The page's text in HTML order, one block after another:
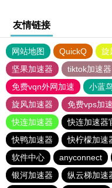
友情链接
网站地图 QuickQ 旋
坚果加速器
tiktok加速器
免费vqn外网加速
小蓝
旋风加速器
免费vps加
快连加速器
快连加速器
快鸭加速器
快柠檬加速
软件中心
anyconnect
银河加速器
纵云梯加速